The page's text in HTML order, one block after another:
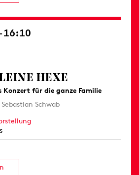
16:10
HEXE
Konzert für die ganze Familie
Schwab